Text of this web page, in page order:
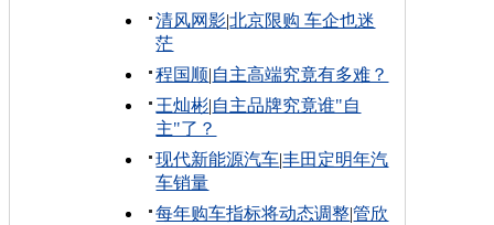
清风网影|北京限购 车企也迷
茫
程国顺|自主高端究竟有多难？
王灿彬|自主品牌究竟谁"自
主"了？
现代新能源汽车|丰田定明年汽
车销量
每年购车指标将动态调整|管欣